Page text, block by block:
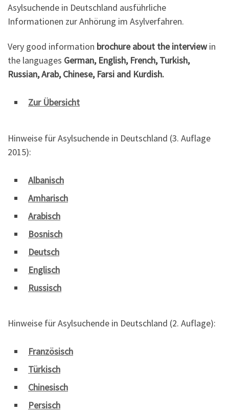
Asylsuchende in Deutschland ausführliche
Informationen zur Anhörung im Asylverfahren.
Very good information brochure about the interviewin
the languages German, English, French, Turkish,
Russian, Arab, Chinese, Farsi and Kurdish.
Zur Übersicht
Hinweise für Asylsuchende in Deutschland (3. Auflage
2015):
Albanisch
Amharisch
Arabisch
Bosnisch
Deutsch
Englisch
Russisch
Hinweise für Asylsuchende in Deutschland (2. Auflage):
Französisch
Türkisch
Chinesisch
Persisch